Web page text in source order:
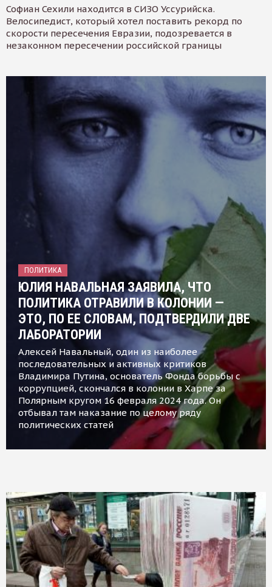
Софиан Сехили находится в СИЗО Уссурийска.
Велосипедист, который хотел поставить рекорд по
скорости пересечения Евразии, подозревается в
незаконном пересечении российской границы
ПОЛИТИКА
ЮЛИЯ НАВАЛЬНАЯ ЗАЯВИЛА, ЧТО
ПОЛИТИКА ОТРАВИЛИ В КОЛОНИИ —
ЭТО, ПО ЕЕ СЛОВАМ, ПОДТВЕРДИЛИ ДВЕ
ЛАБОРАТОРИИ
Алексей Навальный, один из наиболее
последовательных и активных критиков
Владимира Путина, основатель Фонда борьбы с
коррупцией, скончался в колонии в Харпе за
Полярным кругом 16 февраля 2024 года. Он
отбывал там наказание по целому ряду
политических статей